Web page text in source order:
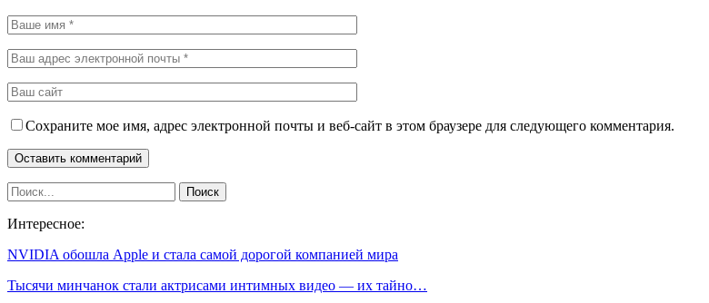
Сохраните мое имя, адрес электронной почты и веб-сайт в этом браузере для следующего комментария.
Интересное:
NVIDIA обошла Apple и стала самой дорогой компанией мира
Тысячи минчанок стали актрисами интимных видео — их тайно…